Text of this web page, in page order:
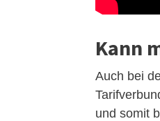
Kann
Auch bei
und somit